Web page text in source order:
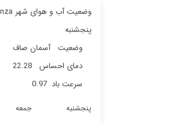
وضعیت آب و هوای شهر Valenza
پنجشنبه
وضعیت
آسمان صاف
دمای احساس
22.28
سرعت باد 0.97
پنجشنبه جمعه